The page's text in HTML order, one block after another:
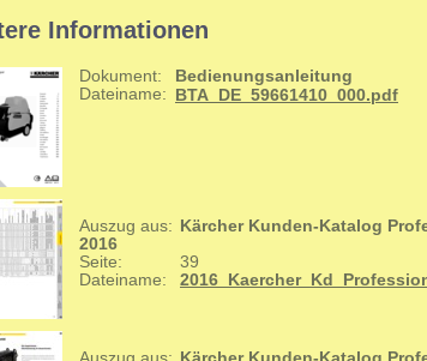
Informationen
Dokument:
Bedienungsanleitung
Dateiname: BTA_DE_59661410_000.pdf
Auszug aus: Kärcher Kunden-Katalog
2016
Seite:
39
Dateiname: